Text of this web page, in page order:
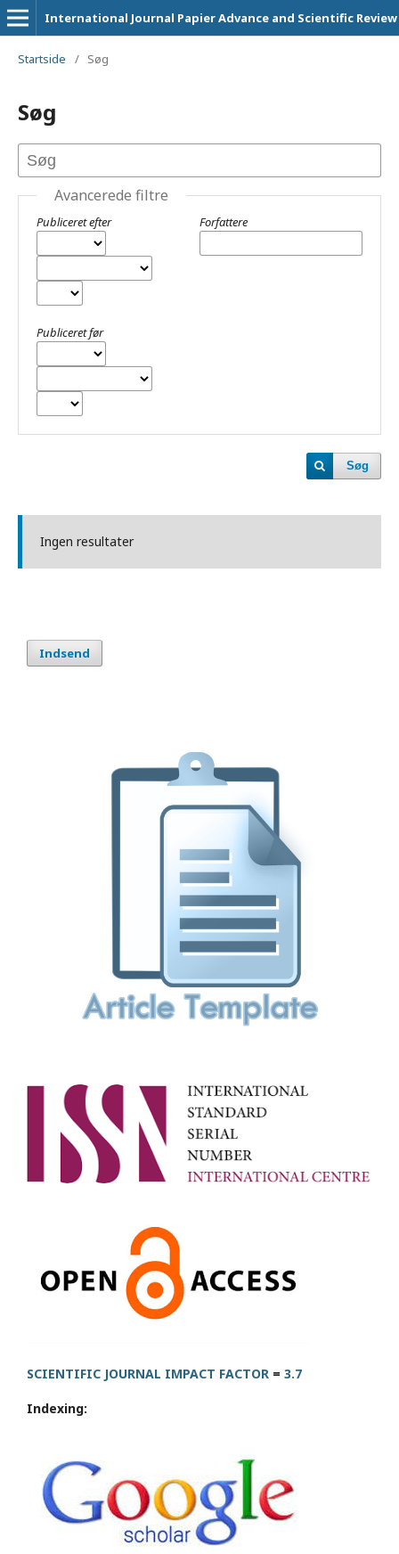
International Journal Papier Advance and Scientific Review
Startside / Søg
Søg
Avancerede filtre
Publiceret efter
Publiceret før
Forfattere
Søg
Ingen resultater
Indsend
SCIENTIFIC JOURNAL IMPACT FACTOR = 3.7
Indexing: